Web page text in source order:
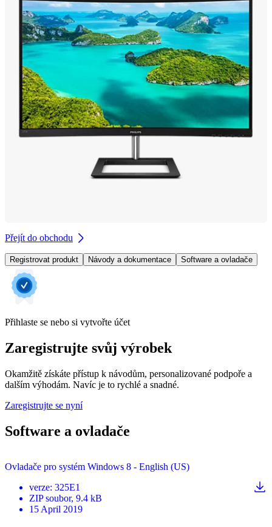
Přejít do obchodu
Registrovat produkt Návody a dokumentace Software a ovladače
Přihlaste se nebo si vytvořte účet
Zaregistrujte svůj výrobek
Okamžitě získáte přístup k návodům, personalizované podpoře a
dalším výhodám. Navíc je to rychlé a snadné.
Zaregistrujte se nyní
Software a ovladače
Ovladače pro systém Windows 8 - English (US)
verze: 325E1
ZIP soubor, 9.4 kB
15 April 2019